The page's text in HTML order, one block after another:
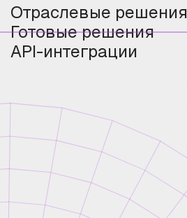
Отраслевые решения
Готовые решения
API-интеграции